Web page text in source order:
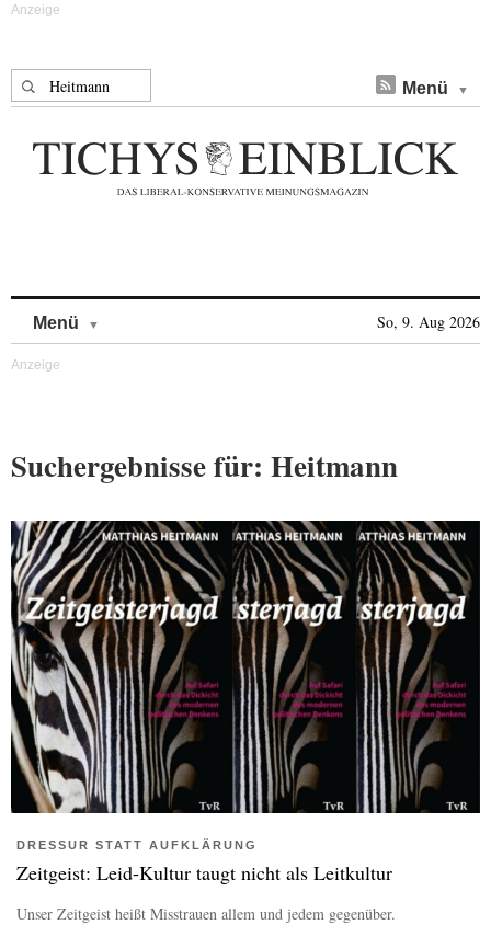
Suche nach: Menü
Menü So, 9. Aug 2026
Suchergebnisse für: Heitmann
DRESSUR STATT AUFKLÄRUNG
Zeitgeist: Leid-Kultur taugt nicht als Leitkultur
Unser Zeitgeist heißt Misstrauen allem und jedem gegenüber.